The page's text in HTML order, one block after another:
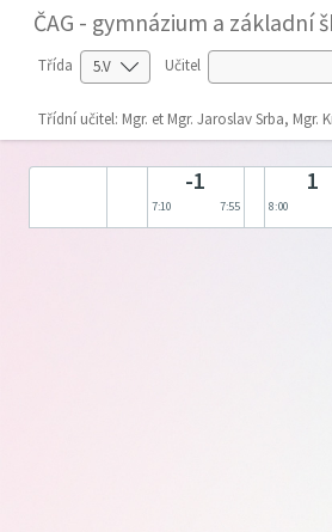
ČAG - gymnázium a základní
Třída Učitel
Třídní učitel: Mgr. et Mgr. Jaroslav Srba, Mgr.
-1
7:10 7:55
1
8:00